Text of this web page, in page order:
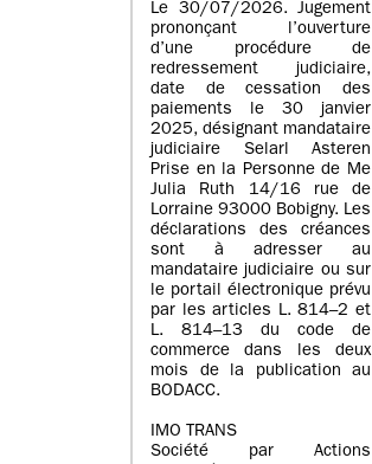
Le 30/07/2026. Jugement
prononçant l’ouverture
d’une procédure de
redressement judiciaire,
date de cessation des
paiements le 30 janvier
2025, désignant mandataire
judiciaire Selarl Asteren
Prise en la Personne de Me
Julia Ruth 14/16 rue de
Lorraine 93000 Bobigny. Les
déclarations des créances
sont à adresser au
mandataire judiciaire ou sur
le portail électronique prévu
par les articles L. 814–2 et
L. 814–13 du code de
commerce dans les deux
mois de la publication au
BODACC.
IMO TRANS
Société par Actions